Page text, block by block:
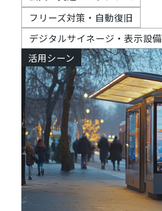
フリーズ対策・自動復旧
デジタルサイネージ・表示設備
活用シーン